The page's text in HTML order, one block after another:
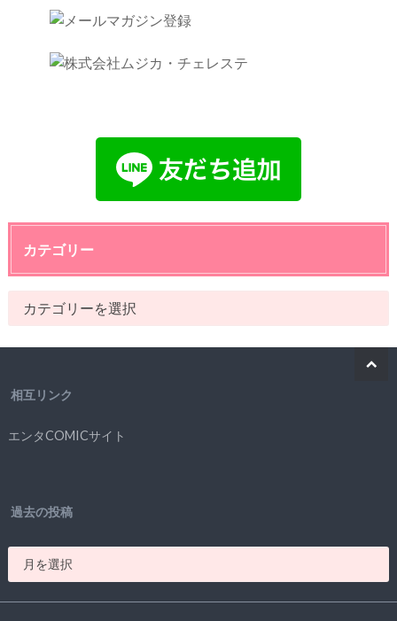
カテゴリー
相互リンク
エンタCOMICサイト
過去の投稿